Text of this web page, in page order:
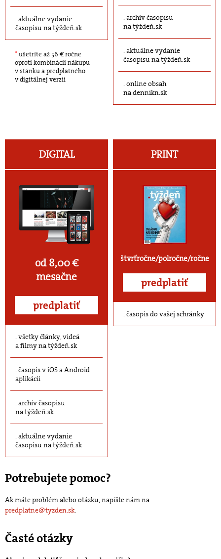
aktuálne vydanie
časopisu na týždeň.sk
* ušetríte až 56 € ročne
oproti kombinácii nákupu
v stánku a predplatného
v digitálnej verzii
archív časopisu
na týždeň.sk
aktuálne vydanie
časopisu na týždeň.sk
online obsah
na dennikn.sk
DIGITAL
od 8,00 €
mesačne
predplatiť
všetky články, videá
a filmy na týždeň.sk
časopis v iOS a Android
aplikácii
archív časopisu
na týždeň.sk
aktuálne vydanie
časopisu na týždeň.sk
PRINT
štvrťročne/polročne/ročne
predplatiť
časopis do vašej schránky
Potrebujete pomoc?
Ak máte problém alebo otázku, napíšte nám na
predplatne@tyzden.sk.
Časté otázky